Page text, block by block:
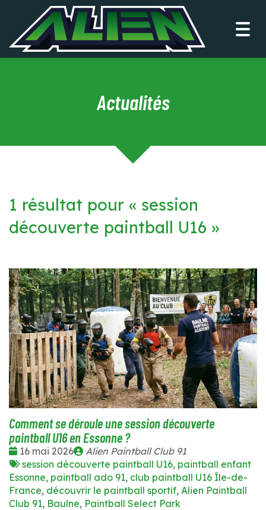
Actualités
1 résultat pour « session
découverte paintball U16 »
Comment se déroule une session découverte
paintball U16 en Essonne ?
Date
:
16 mai 2026
Publié
par
Alien Paintball Club 91
Tags
:
session découverte paintball U16, paintball enfant
Essonne, paintball ado 91, club paintball U16 Île-de-
France, découvrir le paintball sportif, Alien Paintball
Club 91, Baulne, Paintball Select Park